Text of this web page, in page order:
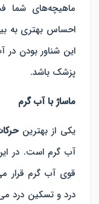
ماهیچه‌های شما
احساس بهتری به
این شناور بودن
پزشک باشد.
ماساژ با آب گرم
یکی از بهترین
آب گرم است. در
قوی آب گرم قرار
درد و تسکین درد